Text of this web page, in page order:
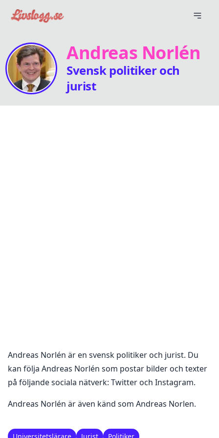
Andreas Norlén
Svensk politiker och
jurist
Andreas Norlén är en svensk politiker och jurist. Du
kan följa Andreas Norlén som postar bilder och texter
på följande sociala nätverk: Twitter och Instagram.
Andreas Norlén är även känd som Andreas Norlen.